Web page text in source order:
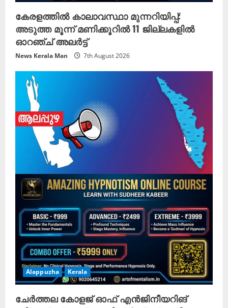
കേരളത്തിൽ കാലാവസ്ഥാ മുന്നറിയിപ്പ്:
അടുത്ത മൂന്ന് മണിക്കൂറിൽ 11 ജില്ലകളിൽ
ഓറഞ്ച് അലർട്ട്
News Kerala Man 7th August 2026
Alappuzha Kerala
ചേർത്തല കോളജ് ഓഫ് എൻജിനീയറിങ്